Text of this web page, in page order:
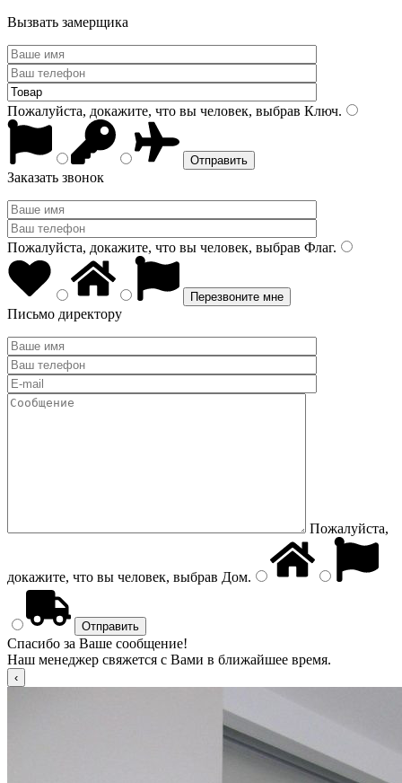
Вызвать замерщика
Пожалуйста, докажите, что вы человек, выбрав Ключ.
Заказать звонок
Пожалуйста, докажите, что вы человек, выбрав Флаг.
Письмо директору
Пожалуйста,
докажите, что вы человек, выбрав Дом.
Спасибо за Ваше сообщение!
Наш менеджер свяжется с Вами в ближайшее время.